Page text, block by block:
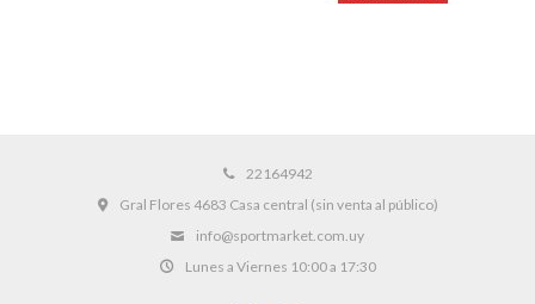
22164942
Gral Flores 4683 Casa central (sin venta al público)
info@sportmarket.com.uy
Lunes a Viernes 10:00 a 17:30